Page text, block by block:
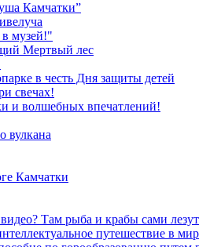
Камчатки”
музей!"
Мертвый лес
в честь Дня защиты детей
свечах!
и волшебных впечатлений!
вулкана
Камчатки
Там рыба и крабы сами
путешествие в мир